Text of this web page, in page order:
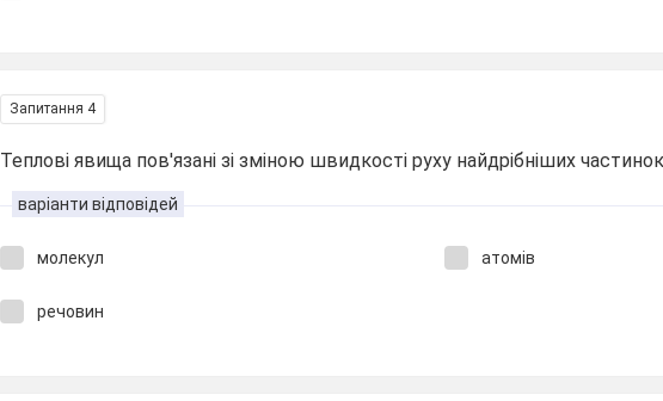
Запитання 4
Теплові явища пов'язані зі зміною швидкості руху найдрібніших
варіанти відповідей
молекул атомів
речовин